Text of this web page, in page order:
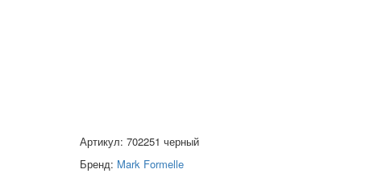
Артикул: 702251 черный
Бренд: Mark Formelle